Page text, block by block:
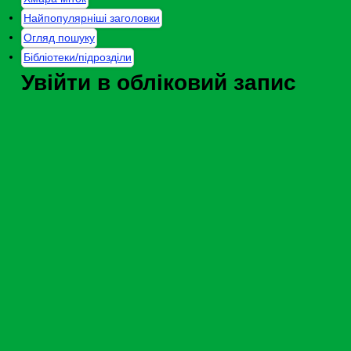
Найпопулярніші заголовки
Огляд пошуку
Бібліотеки/підрозділи
Увійти в обліковий запис